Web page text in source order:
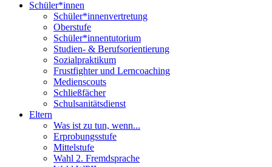
Schüler*innen
Schüler*innenvertretung
Oberstufe
Schüler*innentutorium
Studien- & Berufsorientierung
Sozialpraktikum
Frustfighter und Lerncoaching
Medienscouts
Schließfächer
Schulsanitätsdienst
Eltern
Was ist zu tun, wenn...
Erprobungsstufe
Mittelstufe
Wahl 2. Fremdsprache